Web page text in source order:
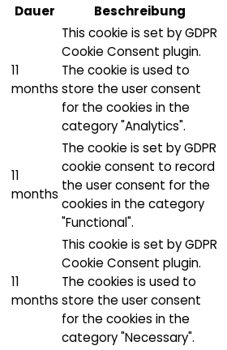
Dauer Beschreibung
11
months
This cookie is set by GDPR
Cookie Consent plugin.
The cookie is used to
store the user consent
for the cookies in the
category "Analytics".
11
months
The cookie is set by GDPR
cookie consent to record
the user consent for the
cookies in the category
"Functional".
11
months
This cookie is set by GDPR
Cookie Consent plugin.
The cookies is used to
store the user consent
for the cookies in the
category "Necessary".